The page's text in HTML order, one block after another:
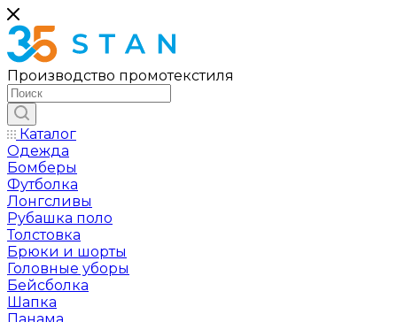
Производство промотекстиля
Каталог
Одежда
Бомберы
Футболка
Лонгсливы
Рубашка поло
Толстовка
Брюки и шорты
Головные уборы
Бейсболка
Шапка